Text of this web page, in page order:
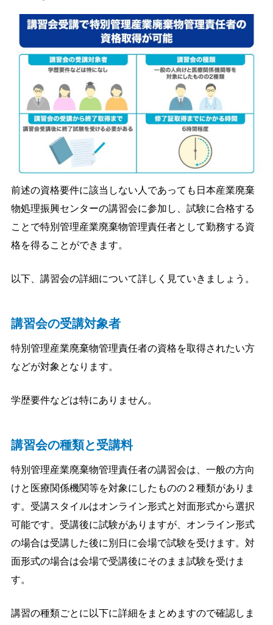
前述の資格要件に該当しない人であっても日本産業廃棄
物処理振興センターの講習会に参加し、試験に合格する
ことで特別管理産業廃棄物管理責任者として勤務する資
格を得ることができます。
以下、講習会の詳細について詳しく見ていきましょう。
講習会の受講対象者
特別管理産業廃棄物管理責任者の資格を取得されたい方
などが対象となります。
学歴要件などは特にありません。
講習会の種類と受講料
特別管理産業廃棄物管理責任者の講習会は、一般の方向
けと医療関係機関等を対象にしたものの２種類がありま
す。受講スタイルはオンライン形式と対面形式から選択
可能です。受講後に試験がありますが、オンライン形式
の場合は受講した後に別日に会場で試験を受けます。対
面形式の場合は会場で受講後にそのまま試験を受けま
す。
講習の種類ごとに以下に詳細をまとめますので確認しま